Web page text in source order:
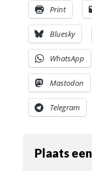
Print
Bluesky
WhatsApp
Mastodon
Telegram
Plaats